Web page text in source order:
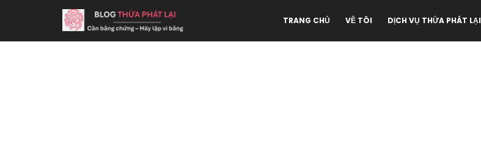
TRANG CHỦ VỀ TÔI DỊCH VỤ THỪA PHÁT LẠI